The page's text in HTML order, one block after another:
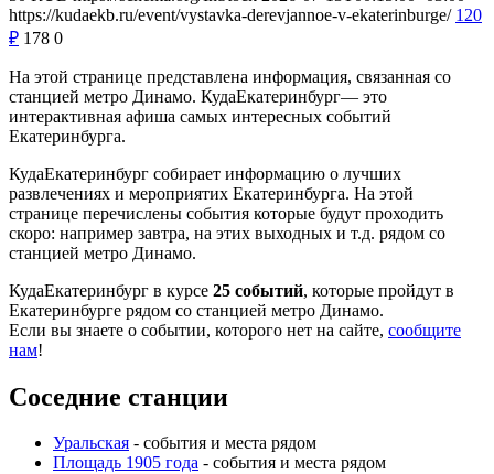
https://kudaekb.ru/event/vystavka-derevjannoe-v-ekaterinburge/ 120
₽ 178 0
На этой странице представлена информация, связанная со
станцией метро Динамо. КудаЕкатеринбург— это
интерактивная афиша самых интересных событий
Екатеринбурга.
КудаЕкатеринбург собирает информацию о лучших
развлечениях и мероприятих Екатеринбурга. На этой
странице перечислены события которые будут проходить
скоро: например завтра, на этих выходных и т.д. рядом со
станцией метро Динамо.
КудаЕкатеринбург в курсе 25 событий, которые пройдут в
Екатеринбурге рядом со станцией метро Динамо.
Если вы знаете о событии, которого нет на сайте, сообщите
нам!
Соседние станции
Уральская - события и места рядом
Площадь 1905 года - события и места рядом